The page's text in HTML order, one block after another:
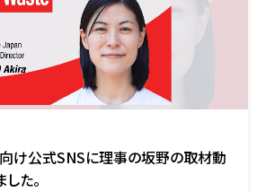
け公式SNSに理事の坂野の取材動
た。